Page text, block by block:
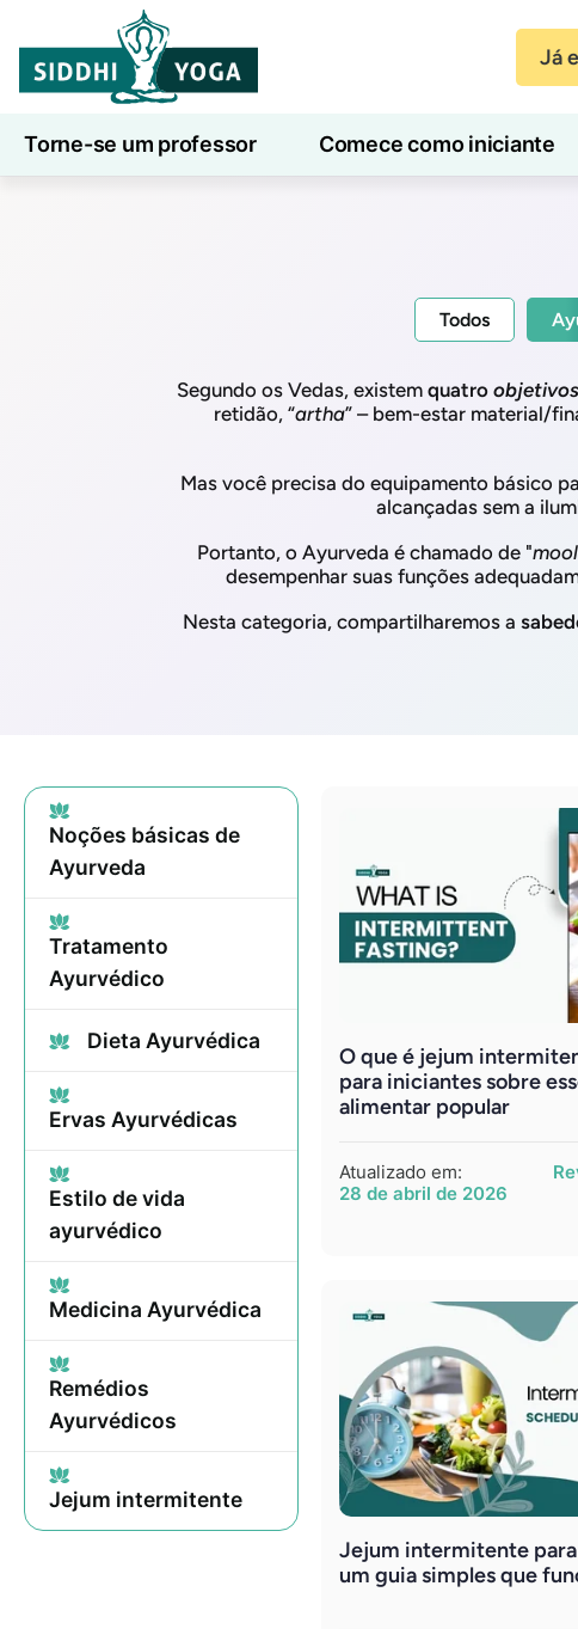
Já
Torne-se um professor Comece como iniciante
Todos
Segundo os Vedas, existem quatro
retidão, “artha” – bem-estar material/
Mas você precisa do equipamento básico
alcançadas sem a
Portanto, o Ayurveda é chamado de "
desempenhar suas funções
Nesta categoria, compartilharemos a
Noções básicas de
Ayurveda
Tratamento
Ayurvédico
Dieta Ayurvédica
Ervas Ayurvédicas
Estilo de vida
ayurvédico
Medicina Ayurvédica
Remédios
Ayurvédicos
Jejum intermitente
O que é jejum
para iniciantes sobre
alimentar popular
Atualizado em:
28 de abril de 2026
Jejum intermitente
um guia simples que